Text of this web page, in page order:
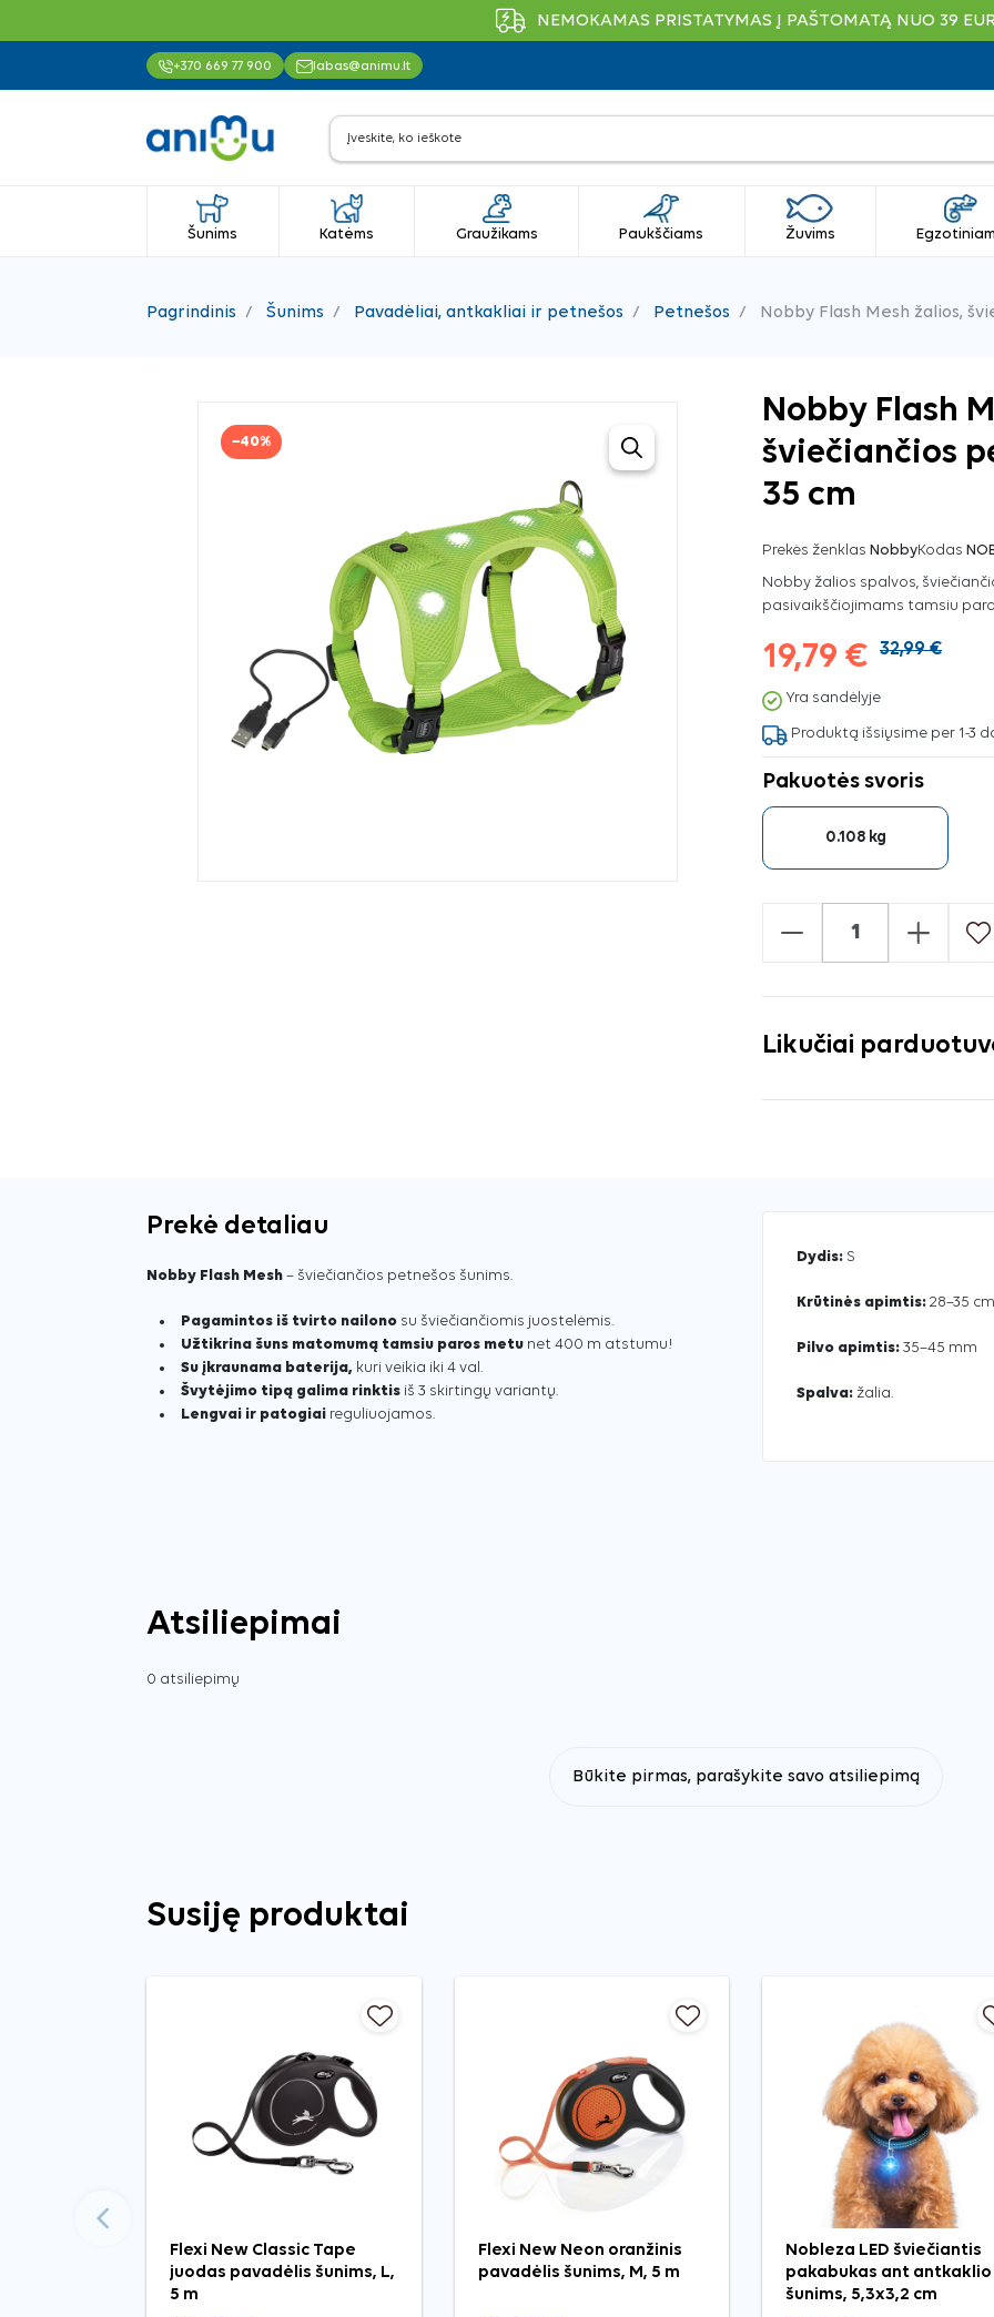
NEMOKAMAS PRISTATYMAS Į PAŠTOMATĄ NUO 39 EUR
+370 669 77 900 labas@animu.lt
Šunims Katėms Graužikams Paukščiams Žuvims
Pagrindinis Šunims Pavadėliai, antkakliai ir petnešos Petnešos Nobby Flash Mesh žalios,
−40%
Nobby Flash
šviečiančios
35 cm
Prekės ženklas NobbyKodas
Nobby žalios spalvos,
pasivaikščiojimams tamsiu
19,79 € 32,99 €
Yra sandėlyje
Produktą išsiųsime per 1-3
Pakuotės svoris
0.108 kg
- +
Likučiai
Prekė detaliau
Nobby Flash Mesh – šviečiančios petnešos šunims.
Pagamintos iš tvirto nailono su šviečiančiomis juostelėmis.
Užtikrina šuns matomumą tamsiu paros metu net 400 m atstumu!
Su įkraunama baterija, kuri veikia iki 4 val.
Švytėjimo tipą galima rinktis iš 3 skirtingų variantų.
Lengvai ir patogiai reguliuojamos.
Dydis: S
Krūtinės apimtis: 28–35 cm
Pilvo apimtis: 35–45 mm
Spalva: žalia.
Atsiliepimai
0 atsiliepimų
Būkite pirmas, parašykite savo atsiliepimą
Susiję produktai
Flexi New Classic Tape
juodas pavadėlis šunims, L,
5 m
Flexi New Neon oranžinis
pavadėlis šunims, M, 5 m
Nobleza LED šviečiantis
pakabukas ant antkaklio
šunims, 5,3x3,2 cm